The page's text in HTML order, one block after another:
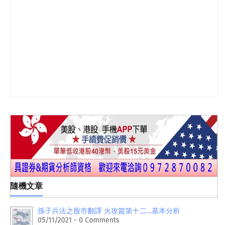
隨機文章
孫子兵法之股市翻譯 火攻篇第十二…基本分析
05/11/2021 - 0 Comments